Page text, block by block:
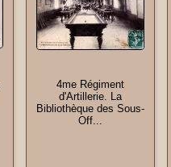
4me Régiment
d'Artillerie. La
Bibliothèque des Sous-
Off...